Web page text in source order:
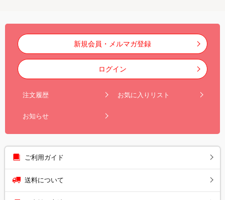
新規会員・メルマガ登録
ログイン
注文履歴 お気に入りリスト
お知らせ
ご利用ガイド
送料について